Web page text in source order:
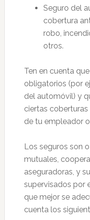
Seguro del
cobertura
robo,
otros.
Ten en cuenta
obligatorios (por
del automóvil) y
ciertas
de tu empleador
Los seguros son
mutuales,
aseguradoras, y
supervisados por
que mejor se
cuenta los